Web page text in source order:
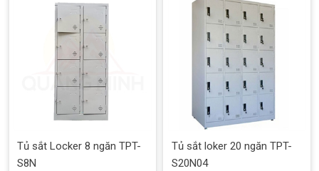
Tủ sắt Locker 8 ngăn TPT-
S8N
Tủ sắt loker 20 ngăn TPT-
S20N04